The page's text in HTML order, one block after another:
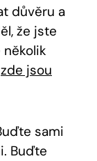
důvěru a
že jste
několik
zde jsou
sami
Buďte